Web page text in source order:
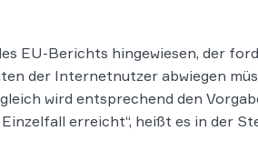
EU-Berichts hingewiesen, der
der Internetnutzer abwiegen
wird entsprechend den
erreicht“, heißt es in der